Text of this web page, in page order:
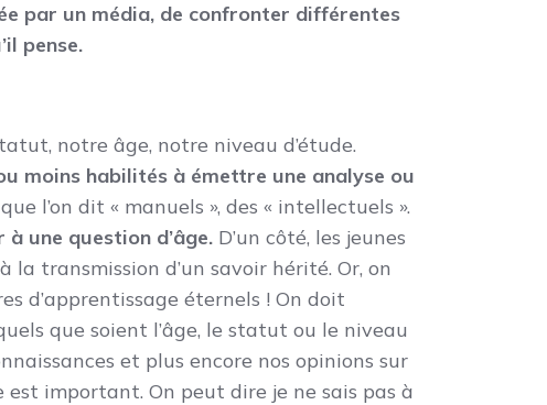
par un média, de confronter différentes
pense.
notre âge, notre niveau d’étude.
moins habilités à émettre une analyse ou
l’on dit « manuels », des « intellectuels ».
une question d’âge. D’un côté, les jeunes
la transmission d’un savoir hérité. Or, on
d’apprentissage éternels ! On doit
que soient l’âge, le statut ou le niveau
et plus encore nos opinions sur
important. On peut dire je ne sais pas à